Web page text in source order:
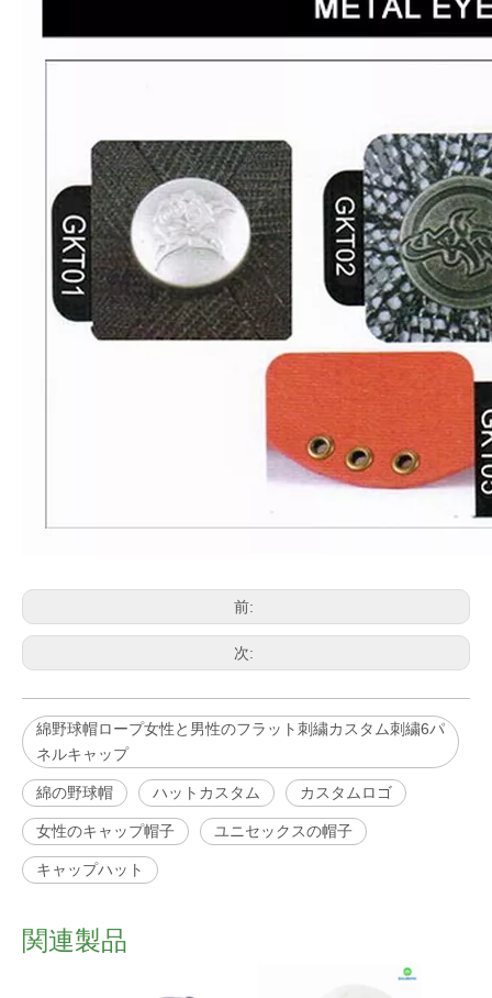
前:
次:
綿野球帽ロープ女性と男性のフラット刺繍カスタム刺繍6パ
ネルキャップ
綿の野球帽 ハットカスタム カスタムロゴ
女性のキャップ帽子 ユニセックスの帽子
キャップハット
関連製品